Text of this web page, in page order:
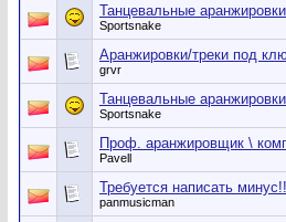
Танцевальные
Sportsnake
Аранжировки/треки под
grvr
Танцевальные
Sportsnake
Проф. аранжировщик \
Pavell
Требуется написать
panmusicman